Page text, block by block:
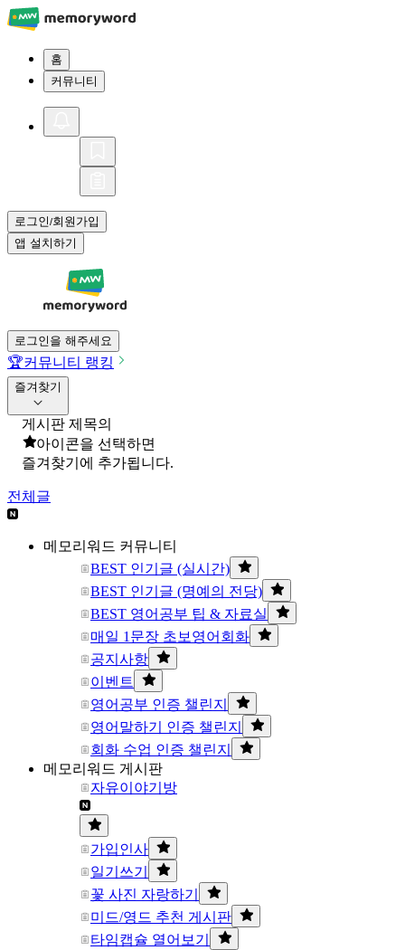
홈
커뮤니티
로그인/회원가입
앱 설치하기
로그인을 해주세요
🏆커뮤니티 랭킹
즐겨찾기
게시판 제목의
아이콘을 선택하면
즐겨찾기에 추가됩니다.
전체글
메모리워드 커뮤니티
BEST 인기글 (실시간)
BEST 인기글 (명예의 전당)
BEST 영어공부 팁 & 자료실
매일 1문장 초보영어회화
공지사항
이벤트
영어공부 인증 챌린지
영어말하기 인증 챌린지
회화 수업 인증 챌린지
메모리워드 게시판
자유이야기방
가입인사
일기쓰기
꽃 사진 자랑하기
미드/영드 추천 게시판
타임캡슐 열어보기